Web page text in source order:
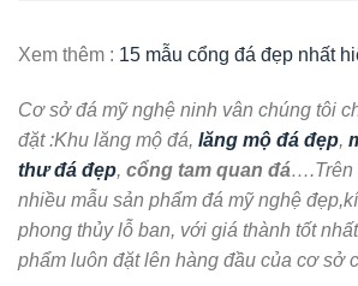
Xem thêm : 15 mẫu cổng đá đẹp nhất
Cơ sở đá mỹ nghệ ninh vân chúng tôi
đặt :Khu lăng mộ đá, lăng mộ đá đẹp,
thư đá đẹp, cổng tam quan đá….Trên
nhiều mẫu sản phẩm đá mỹ nghệ
phong thủy lỗ ban, với giá thành tốt
phẩm luôn đặt lên hàng đầu của cơ sở